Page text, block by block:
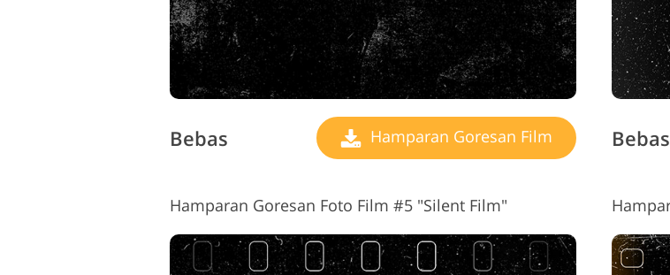
Bebas Hamparan Goresan Film Bebas
Hamparan Goresan Foto Film #5 "Silent Film"